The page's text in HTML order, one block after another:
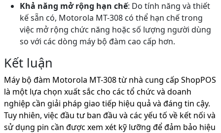
Khả năng mở rộng hạn chế: Do tính năng và thiết
kế sẵn có, Motorola MT-308 có thể hạn chế trong
việc mở rộng chức năng hoặc số lượng người dùng
so với các dòng máy bộ đàm cao cấp hơn.
Kết luận
Máy bộ đàm Motorola MT-308 từ nhà cung cấp ShopPOS
là một lựa chọn xuất sắc cho các tổ chức và doanh
nghiệp cần giải pháp giao tiếp hiệu quả và đáng tin cậy.
Tuy nhiên, việc đầu tư ban đầu và các yếu tố về kết nối và
sử dụng pin cần được xem xét kỹ lưỡng để đảm bảo hiệu